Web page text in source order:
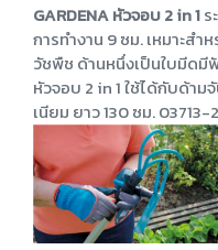
GARDENA หัวจอบ 2 in 1ร
การทำงาน 9 ซม. เหมาะส
วัชพืช ด้านหนึ่งเป็นใบมีดมี
หัวจอบ 2 in 1 ใช้ได้กับด้า
เนียม ยาว 130 ซม. 03713-